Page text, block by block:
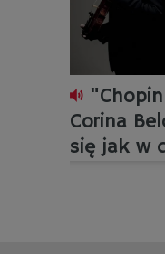
Corina
się jak w